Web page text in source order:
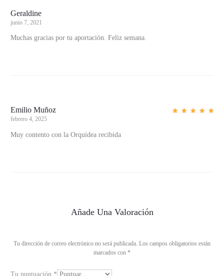
a
e
n
a
z
Geraldine
junio 7, 2021
Muchas gracias por tu aportación. Feliz semana.
Emilio Muñoz
febrero 4, 2025
Muy contento con la Orquídea recibida
Añade Una Valoración
Tu dirección de correo electrónico no será publicada. Los campos obligatorios están
marcados con *
Tu puntuación *